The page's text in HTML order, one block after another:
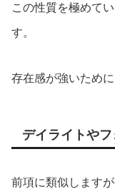
この性質を極めて
す。
存在感が強いため
デイライトや
前項に類似します